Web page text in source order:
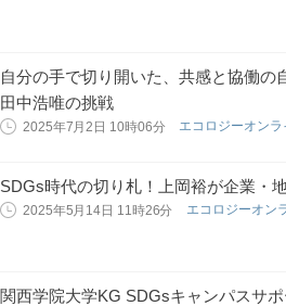
自分の手で切り開いた、共感と協働
田中浩唯の挑戦
2025年7月2日 10時06分 エコロジーオンラ
SDGs時代の切り札！上岡裕が企業・
2025年5月14日 11時26分 エコロジーオン
関西学院大学KG SDGsキャンパスサ